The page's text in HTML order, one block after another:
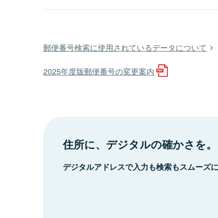
郵便番号検索に使用されているデータについて
2025年度版郵便番号の変更案内
住所に、デジタルの確かさを。
デジタルアドレスで入力も検索もスムーズ